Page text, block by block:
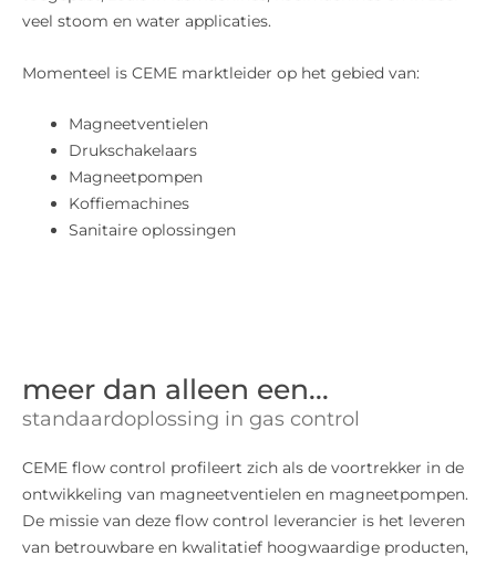
veel stoom en water applicaties.
Momenteel is CEME marktleider op het gebied van:
Magneetventielen
Drukschakelaars
Magneetpompen
Koffiemachines
Sanitaire oplossingen
meer dan alleen een...
standaardoplossing in gas control
CEME flow control profileert zich als de voortrekker in de
ontwikkeling van magneetventielen en magneetpompen.
De missie van deze flow control leverancier is het leveren
van betrouwbare en kwalitatief hoogwaardige producten,